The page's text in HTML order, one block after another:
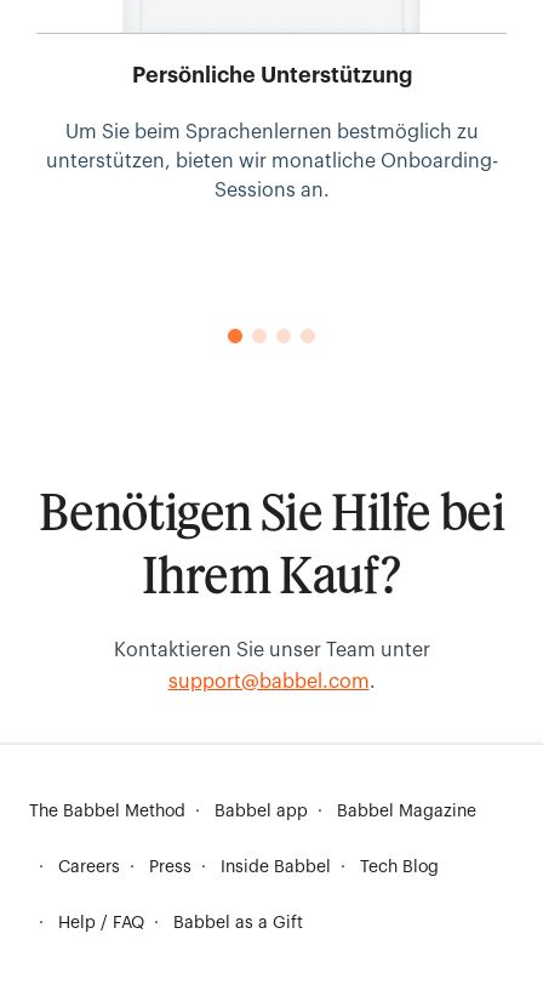
Persönliche Unterstützung
Um Sie beim Sprachenlernen bestmöglich zu
unterstützen, bieten wir monatliche Onboarding-
Sessions an.
Benötigen Sie Hilfe bei
Ihrem Kauf?
Kontaktieren Sie unser Team unter
support@babbel.com.
The Babbel Method Babbel app Babbel Magazine
Careers Press Inside Babbel Tech Blog
Help / FAQ Babbel as a Gift